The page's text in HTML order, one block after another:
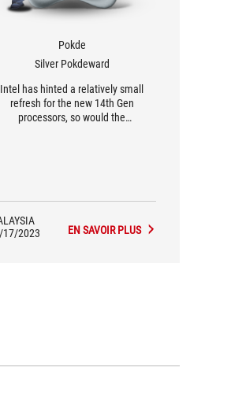
Pokde
Silver Pokdeward
Intel has hinted a relatively small
refresh for the new 14th Gen
processors, so would the
17/2023
EN SAVOIR PLUS